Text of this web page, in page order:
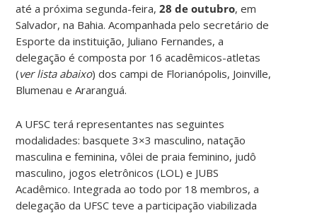
até a próxima segunda-feira,28 de outubro, em
Salvador, na Bahia. Acompanhada pelo secretário de
Esporte da instituição, Juliano Fernandes, a
delegação é composta por 16 acadêmicos-atletas
(ver lista abaixo) dos campi de Florianópolis, Joinville,
Blumenau e Araranguá.
A UFSC terá representantes nas seguintes
modalidades: basquete 3×3 masculino, natação
masculina e feminina, vôlei de praia feminino, judô
masculino, jogos eletrônicos (LOL) e JUBS
Acadêmico. Integrada ao todo por 18 membros, a
delegação da UFSC teve a participação viabilizada